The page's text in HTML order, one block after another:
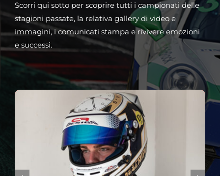
Scorri qui sotto per scoprire tutti i campionati delle
stagioni passate, la relativa gallery di video e
immagini, i comunicati stampa e rivivere emozioni
e successi.